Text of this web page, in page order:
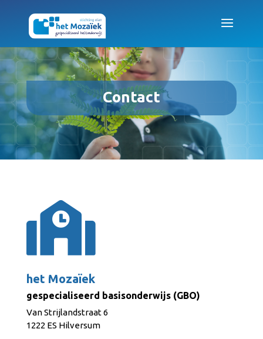
Contact

het Mozaïek
gespecialiseerd basisonderwijs (GBO)
Van Strijlandstraat 6
1222 ES Hilversum